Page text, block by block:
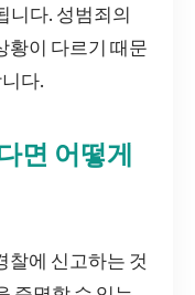
니다. 성범죄의
황이 다르기 때문
다.
면 어떻게
찰에 신고하는 것